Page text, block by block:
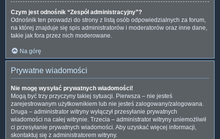
Czym jest odnośnik “Zespół administracyjny”?
Odnośnik ten prowadzi do strony z listą osób odpowiedzialnych za forum,
na której znajduje się spis administratorów i moderatorów oraz inne dane,
takie jak fora przez nich moderowane.
Na górę
Prywatne wiadomości
Nie mogę wysyłać prywatnych wiadomości!
Mogą być trzy przyczyny takiej sytuacji. Pierwsza – nie jesteś
zarejestrowanym użytkownikiem lub nie jesteś zalogowany/zalogowana.
Druga – administrator witryny wyłączył przesyłanie prywatnych
wiadomości na całej witrynie. Trzecia – administrator witryny uniemożliwił
ci przesyłanie prywatnych wiadomości. Aby uzyskać więcej informacji,
skontaktuj się z administratorem witryny.